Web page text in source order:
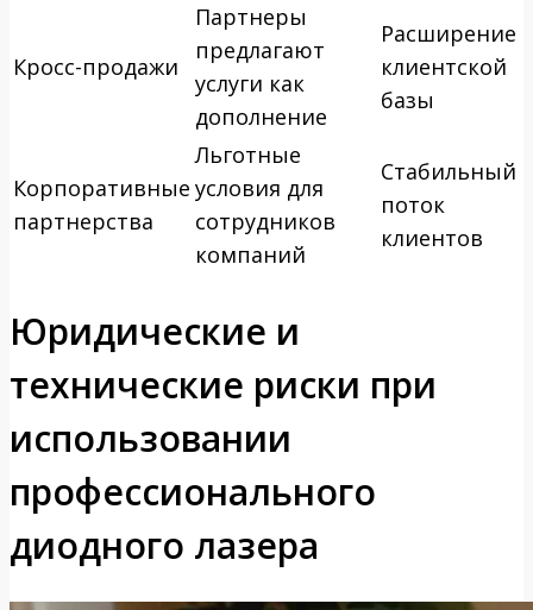
Кросс-продажи
Партнеры
предлагают
услуги как
дополнение
Расширение
клиентской
базы
Корпоративные
партнерства
Льготные
условия для
сотрудников
компаний
Стабильный
поток
клиентов
Юридические и
технические риски при
использовании
профессионального
диодного лазера